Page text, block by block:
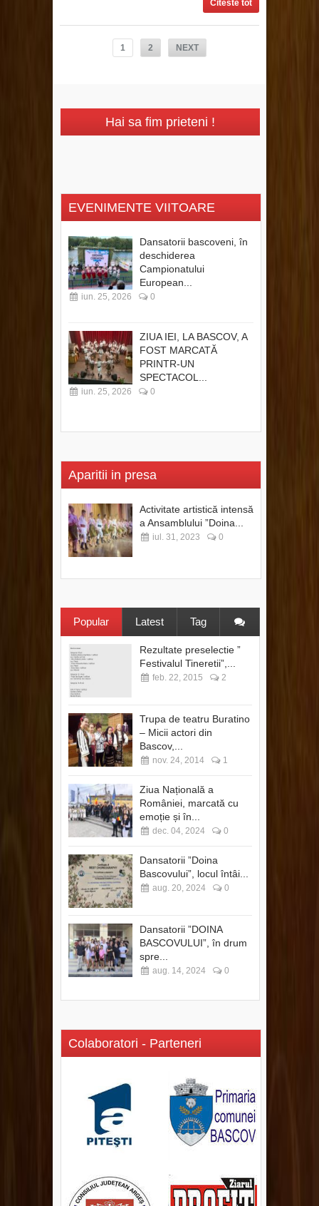
Citeste tot
1 2 NEXT
Hai sa fim prieteni !
EVENIMENTE VIITOARE
Dansatorii bascoveni, în
deschiderea
Campionatului
European...
iun. 25, 2026 0
ZIUA IEI, LA BASCOV, A
FOST MARCATĂ
PRINTR-UN
SPECTACOL...
iun. 25, 2026 0
Aparitii in presa
Activitate artistică intensă
a Ansamblului ”Doina...
iul. 31, 2023 0
Popular Latest Tag
Rezultate preselectie ”
Festivalul Tineretii”,...
feb. 22, 2015 2
Trupa de teatru Buratino
– Micii actori din
Bascov,...
nov. 24, 2014 1
Ziua Națională a
României, marcată cu
emoție și în...
dec. 04, 2024 0
Dansatorii ”Doina
Bascovului”, locul întâi...
aug. 20, 2024 0
Dansatorii ”DOINA
BASCOVULUI”, în drum
spre...
aug. 14, 2024 0
Colaboratori - Parteneri